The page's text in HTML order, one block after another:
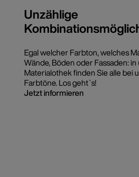
Unzählige
Egal welcher Farbton, welches
Wände, Böden oder Fassaden:
Materialothek finden Sie alle bei
Farbtöne. Los geht`s!
Jetzt informieren